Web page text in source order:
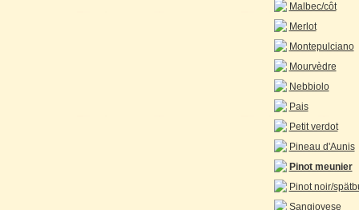
Malbec/côt
Merlot
Montepulciano
Mourvèdre
Nebbiolo
Pais
Petit verdot
Pineau d'Aunis
Pinot meunier
Pinot noir/
Sangiovese